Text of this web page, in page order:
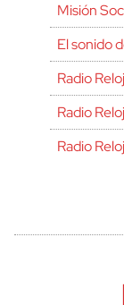
Misión
El sonido
Radio
Radio
Radio